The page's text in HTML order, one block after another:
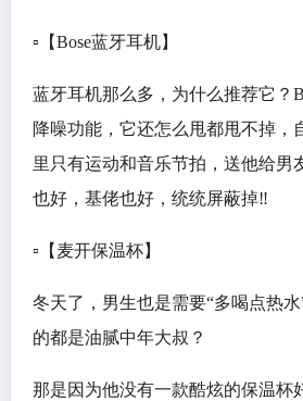
▫️【Bose蓝牙耳机】
蓝牙耳机那么多，为什么推荐它？
降噪功能，它还怎么甩都甩不掉，
里只有运动和音乐节拍，送他给男
也好，基佬也好，统统屏蔽掉‼️
▫️【麦开保温杯】
冬天了，男生也是需要“多喝点热
的都是油腻中年大叔？
那是因为他没有一款酷炫的保温杯